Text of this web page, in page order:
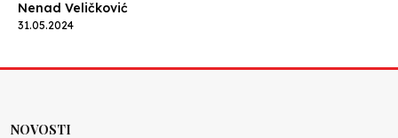
Nenad Veličković
31.05.2024
Nura Varcar
NOVOSTI